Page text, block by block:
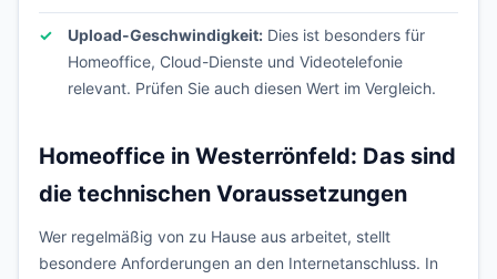
Upload-Geschwindigkeit: Dies ist besonders für
Homeoffice, Cloud-Dienste und Videotelefonie
relevant. Prüfen Sie auch diesen Wert im Vergleich.
Homeoffice in Westerrönfeld: Das sind
die technischen Voraussetzungen
Wer regelmäßig von zu Hause aus arbeitet, stellt
besondere Anforderungen an den Internetanschluss. In